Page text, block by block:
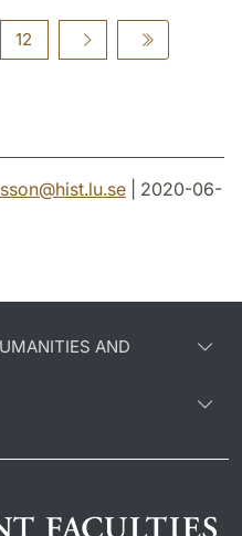
12
@hist.lu.se | 2020-06-
AND